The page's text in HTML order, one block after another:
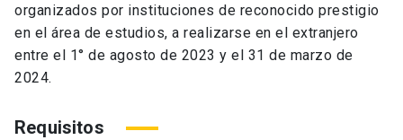
organizados por instituciones de reconocido prestigio
en el área de estudios, a realizarse en el extranjero
entre el 1° de agosto de 2023 y el 31 de marzo de
2024.
Requisitos